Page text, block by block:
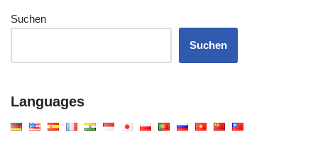
Suchen
Suchen
Languages